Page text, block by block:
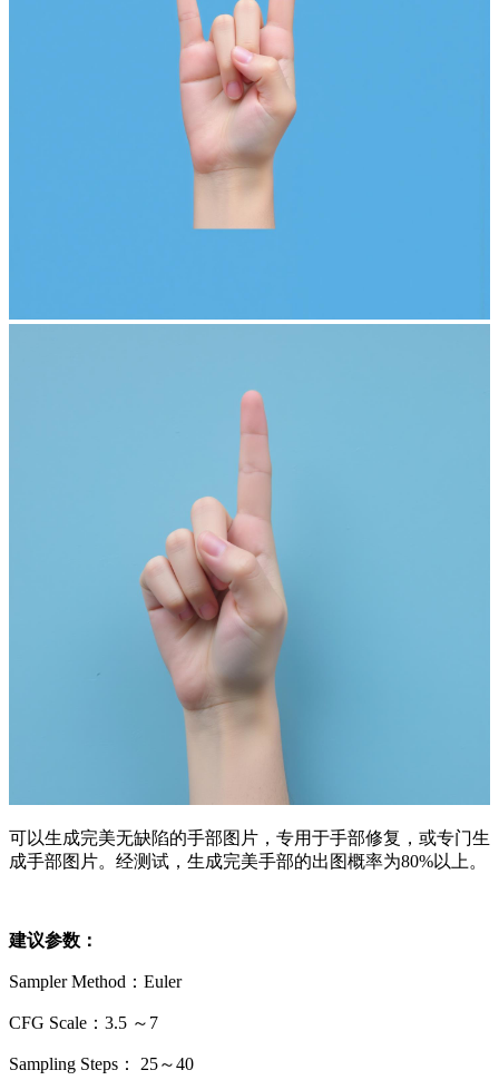
可以生成完美无缺陷的手部图片，专用于手部修复，或专门生
成手部图片。经测试，生成完美手部的出图概率为80%以上。
建议参数：
Sampler Method：Euler
CFG Scale：3.5 ～7
Sampling Steps： 25～40